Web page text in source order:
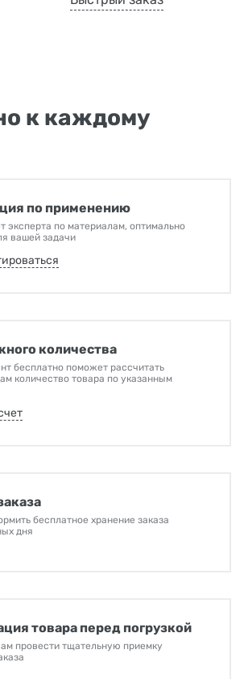
к каждому
по применению
эксперта по материалам, оптимально
вашей задачи
количества
бесплатно поможет рассчитать
количество товара по указанным
бесплатное хранение заказа
дня
товара перед погрузкой
провести тщательную приемку